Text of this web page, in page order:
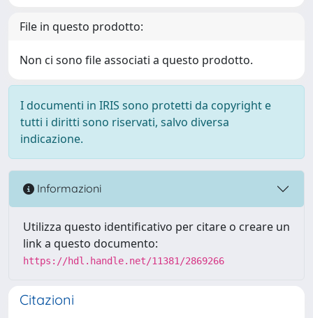
File in questo prodotto:
Non ci sono file associati a questo prodotto.
I documenti in IRIS sono protetti da copyright e
tutti i diritti sono riservati, salvo diversa
indicazione.
Informazioni
Utilizza questo identificativo per citare o creare un
link a questo documento:
https://hdl.handle.net/11381/2869266
Citazioni